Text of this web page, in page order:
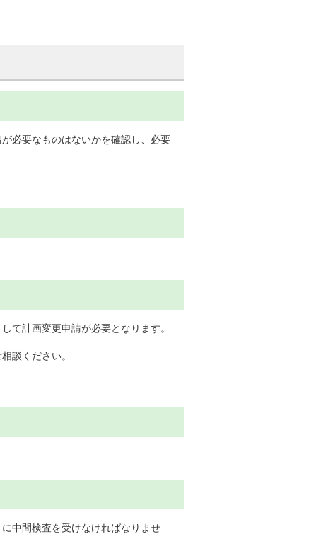
必要なものはないかを確認し、必要
て計画変更申請が必要となります。
談ください。
中間検査を受けなければなりませ